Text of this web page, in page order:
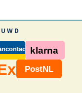
klarna
PostNL